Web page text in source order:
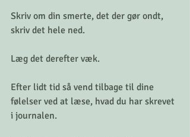
Skriv om din smerte, det der gør ondt,
skriv det hele ned.
Læg det derefter væk.
Efter lidt tid så vend tilbage til dine
følelser ved at læse, hvad du har skrevet
i journalen.